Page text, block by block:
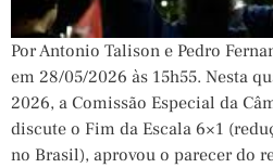
Por Antonio Talison e Pedro
em 28/05/2026 às 15h55. Nesta
2026, a Comissão Especial da
discute o Fim da Escala 6×1
no Brasil), aprovou o parecer do